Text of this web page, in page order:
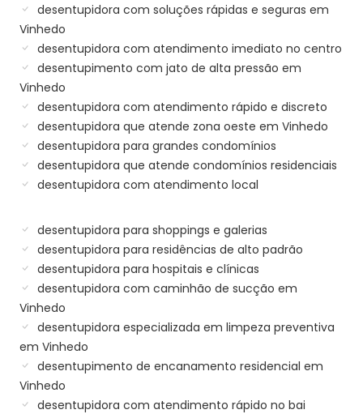
desentupidora com soluções rápidas e seguras em
Vinhedo
desentupidora com atendimento imediato no centro
desentupimento com jato de alta pressão em
Vinhedo
desentupidora com atendimento rápido e discreto
desentupidora que atende zona oeste em Vinhedo
desentupidora para grandes condomínios
desentupidora que atende condomínios residenciais
desentupidora com atendimento local
desentupidora para shoppings e galerias
desentupidora para residências de alto padrão
desentupidora para hospitais e clínicas
desentupidora com caminhão de sucção em
Vinhedo
desentupidora especializada em limpeza preventiva
em Vinhedo
desentupimento de encanamento residencial em
Vinhedo
desentupidora com atendimento rápido no bai